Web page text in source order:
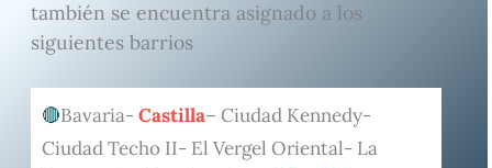
también se encuentra asignado a los
siguientes barrios
Bavaria- Castilla– Ciudad Kennedy-
Ciudad Techo II- El Vergel Oriental- La